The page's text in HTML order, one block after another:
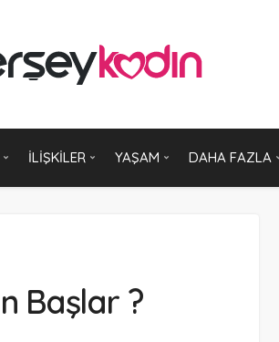
İLIŞKILER YAŞAM DAHA FAZLA
Başlar ?